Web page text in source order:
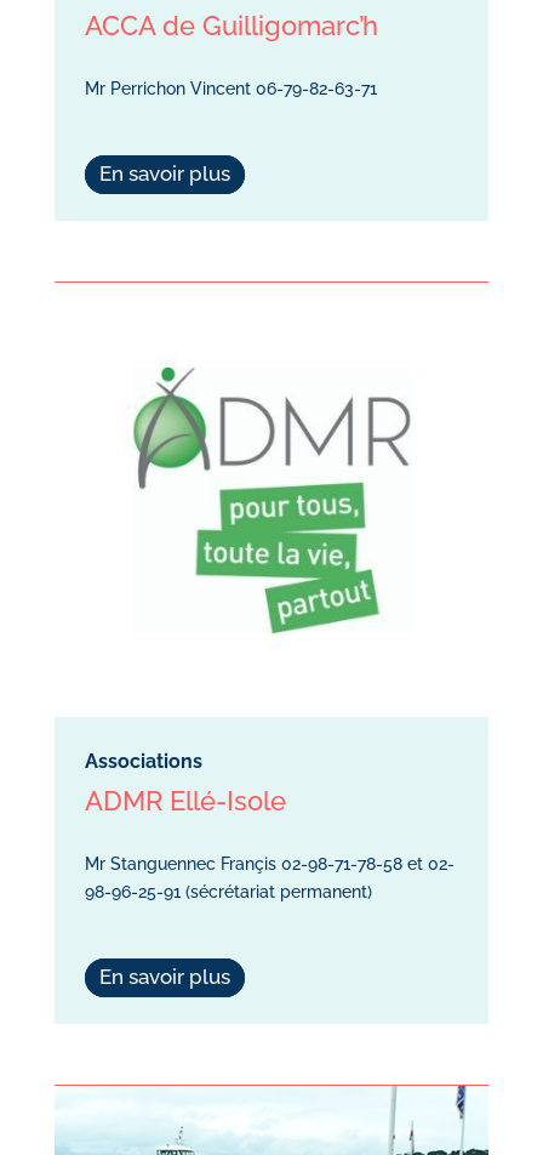
ACCA de Guilligomarc’h
Mr Perrichon Vincent 06-79-82-63-71
En savoir plus
Associations
ADMR Ellé-Isole
Mr Stanguennec Françis 02-98-71-78-58 et 02-
98-96-25-91 (sécrétariat permanent)
En savoir plus